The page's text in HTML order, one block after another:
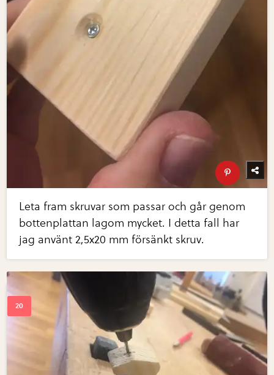
Leta fram skruvar som passar och går genom
bottenplattan lagom mycket. I detta fall har
jag använt 2,5x20 mm försänkt skruv.